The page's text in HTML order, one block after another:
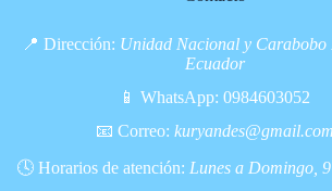
📍 Dirección: Unidad Nacional y Carabobo
Ecuador
📱 WhatsApp:0984603052
📧 Correo: kuryandes@gmail.com
🕓 Horarios de atención: Lunes a Domingo,